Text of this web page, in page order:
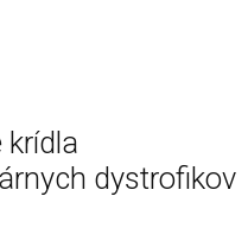
dystrofikov